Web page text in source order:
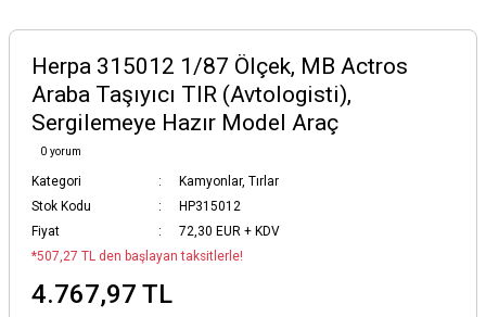
Herpa 315012 1/87 Ölçek, MB Actros
Araba Taşıyıcı TIR (Avtologisti),
Sergilemeye Hazır Model Araç
0 yorum
Kategori
Kamyonlar, Tırlar
Stok Kodu
HP315012
Fiyat
72,30 EUR + KDV
*507,27 TL den başlayan taksitlerle!
4.767,97 TL